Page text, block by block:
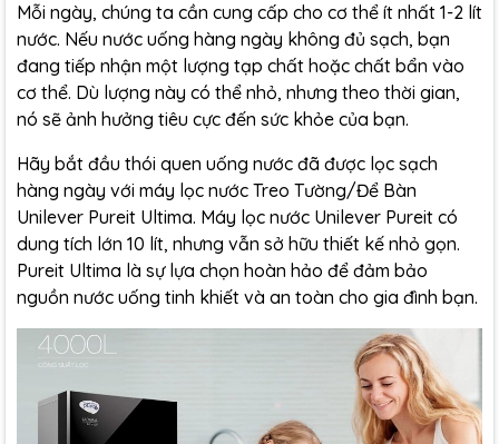
Mỗi ngày, chúng ta cần cung cấp cho cơ thể ít nhất 1-2 lít
nước. Nếu nước uống hàng ngày không đủ sạch, bạn
đang tiếp nhận một lượng tạp chất hoặc chất bẩn vào
cơ thể. Dù lượng này có thể nhỏ, nhưng theo thời gian,
nó sẽ ảnh hưởng tiêu cực đến sức khỏe của bạn.
Hãy bắt đầu thói quen uống nước đã được lọc sạch
hàng ngày với máy lọc nước Treo Tường/Để Bàn
Unilever Pureit Ultima. Máy lọc nước Unilever Pureit có
dung tích lớn 10 lít, nhưng vẫn sở hữu thiết kế nhỏ gọn.
Pureit Ultima là sự lựa chọn hoàn hảo để đảm bảo
nguồn nước uống tinh khiết và an toàn cho gia đình bạn.